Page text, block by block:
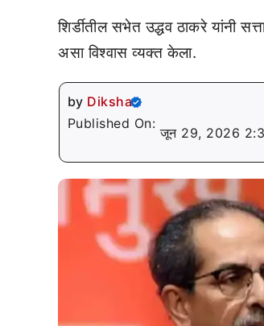
शिर्डीतील सभेत उद्धव ठाकरे यांनी
असा विश्वास व्यक्त केला.
by Diksha
Published On:
जून 29, 2026